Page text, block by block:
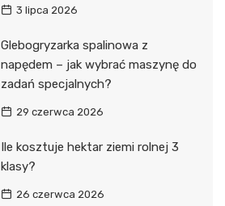
3 lipca 2026
Glebogryzarka spalinowa z
napędem – jak wybrać maszynę do
zadań specjalnych?
29 czerwca 2026
Ile kosztuje hektar ziemi rolnej 3
klasy?
26 czerwca 2026